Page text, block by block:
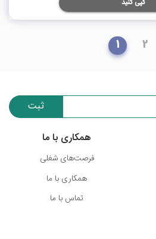
کپی کنید
1 2
ثبت
همکاری با ما
فرصت‌های شغلی
همکاری با ما
تماس با ما